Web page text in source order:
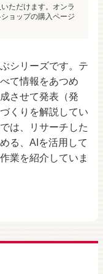
シリーズです。テ
て情報をあつめ
させて発表（発
くりを解説してい
は、リサーチした
る、AIを活用して
業を紹介していま
ただけます。オンラ
ョップの購入ページ